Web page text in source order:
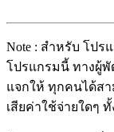
Note : สำหรับ โปร
โปรแกรมนี้ ทางผู้พั
แจกให้ ทุกคนได้สา
เสียค่าใช้จ่ายใดๆ